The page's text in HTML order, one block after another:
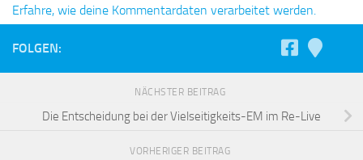
Erfahre, wie deine Kommentardaten verarbeitet werden.
FOLGEN:
NÄCHSTER BEITRAG
Die Entscheidung bei der Vielseitigkeits-EM im Re-Live
VORHERIGER BEITRAG